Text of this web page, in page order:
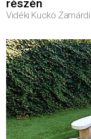
részén
Vidéki Kuckó